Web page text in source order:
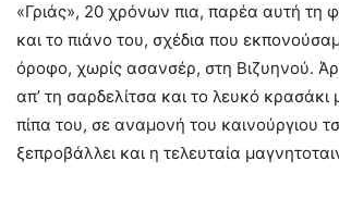
«Γριάς», 20 χρόνων πια, παρέα αυτή τη
και το πιάνο του, σχέδια που
όροφο, χωρίς ασανσέρ, στη Βιζυηνού.
απ’ τη σαρδελίτσα και το λευκό κρασάκι
πίπα του, σε αναμονή του καινούργιου
ξεπροβάλλει και η τελευταία